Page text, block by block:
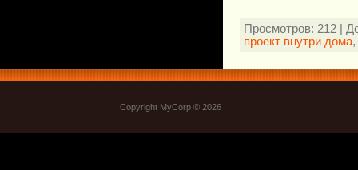
Просмотров: 212 |
проект внутри дома,
Copyright MyCorp © 2026